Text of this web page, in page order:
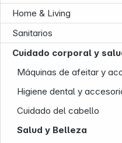
Home & Living
Sanitarios
Cuidado corporal y
Máquinas de afeitar y
Higiene dental y
Cuidado del cabello
Salud y Belleza